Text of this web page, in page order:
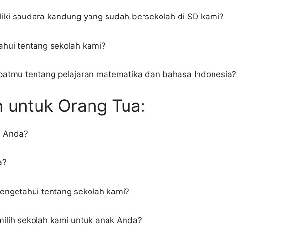
saudara kandung yang sudah bersekolah di SD kami?
tentang sekolah kami?
tentang pelajaran matematika dan bahasa Indonesia?
untuk Orang Tua:
Anda?
tentang sekolah kami?
sekolah kami untuk anak Anda?